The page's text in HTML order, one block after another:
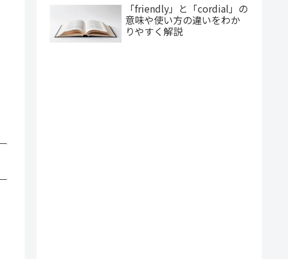
「friendly」と「cordial」の
意味や使い方の違いをわか
りやすく解説